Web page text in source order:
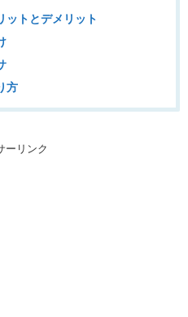
ットとデメリット
方
ーリンク